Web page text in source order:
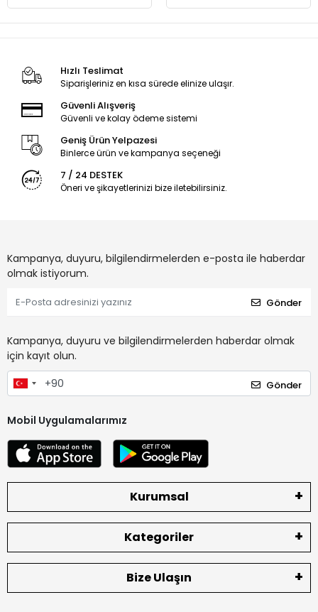
Hızlı Teslimat
Siparişleriniz en kısa sürede elinize ulaşır.
Güvenli Alışveriş
Güvenli ve kolay ödeme sistemi
Geniş Ürün Yelpazesi
Binlerce ürün ve kampanya seçeneği
7 / 24 DESTEK
Öneri ve şikayetlerinizi bize iletebilirsiniz.
Kampanya, duyuru, bilgilendirmelerden e-posta ile haberdar
olmak istiyorum.
Gönder
Kampanya, duyuru ve bilgilendirmelerden haberdar olmak
için kayıt olun.
Gönder
Mobil Uygulamalarımız
Kurumsal
Kategoriler
Bize Ulaşın